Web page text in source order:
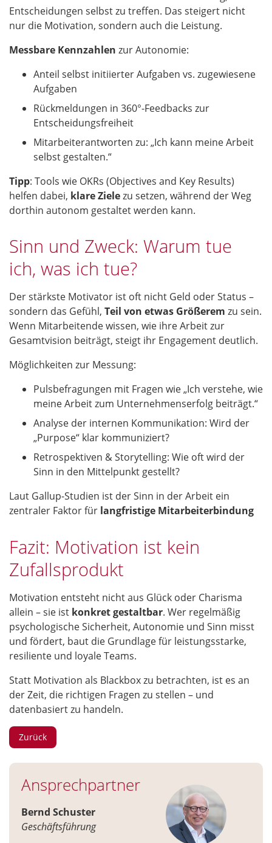
Entscheidungen selbst zu treffen. Das steigert nicht
nur die Motivation, sondern auch die Leistung.
Messbare Kennzahlen zur Autonomie:
Anteil selbst initiierter Aufgaben vs. zugewiesene
Aufgaben
Rückmeldungen in 360°-Feedbacks zur
Entscheidungsfreiheit
Mitarbeiterantworten zu: „Ich kann meine Arbeit
selbst gestalten.“
Tipp: Tools wie OKRs (Objectives and Key Results)
helfen dabei, klare Zielezu setzen, während der Weg
dorthin autonom gestaltet werden kann.
Sinn und Zweck: Warum tue
ich, was ich tue?
Der stärkste Motivator ist oft nicht Geld oder Status –
sondern das Gefühl, Teil von etwas Größerem zu sein.
Wenn Mitarbeitende wissen, wie ihre Arbeit zur
Gesamtvision beiträgt, steigt ihr Engagement deutlich.
Möglichkeiten zur Messung:
Pulsbefragungen mit Fragen wie „Ich verstehe, wie
meine Arbeit zum Unternehmenserfolg beiträgt.“
Analyse der internen Kommunikation: Wird der
„Purpose“ klar kommuniziert?
Retrospektiven & Storytelling: Wie oft wird der
Sinn in den Mittelpunkt gestellt?
Laut Gallup-Studien ist der Sinn in der Arbeit ein
zentraler Faktor für langfristige Mitarbeiterbindung
Fazit: Motivation ist kein
Zufallsprodukt
Motivation entsteht nicht aus Glück oder Charisma
allein – sie ist konkret gestaltbar. Wer regelmäßig
psychologische Sicherheit, Autonomie und Sinn misst
und fördert, baut die Grundlage für leistungsstarke,
resiliente und loyale Teams.
Statt Motivation als Blackbox zu betrachten, ist es an
der Zeit, die richtigen Fragen zu stellen – und
datenbasiert zu handeln.
Zurück
Ansprechpartner
Bernd Schuster
Geschäftsführung